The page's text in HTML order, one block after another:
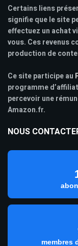
Certains liens
signifie que le site
effectuez un achat
vous. Ces revenus
production de
Ce site participe au
programme
percevoir une
Amazon.fr.
NOUS
membres